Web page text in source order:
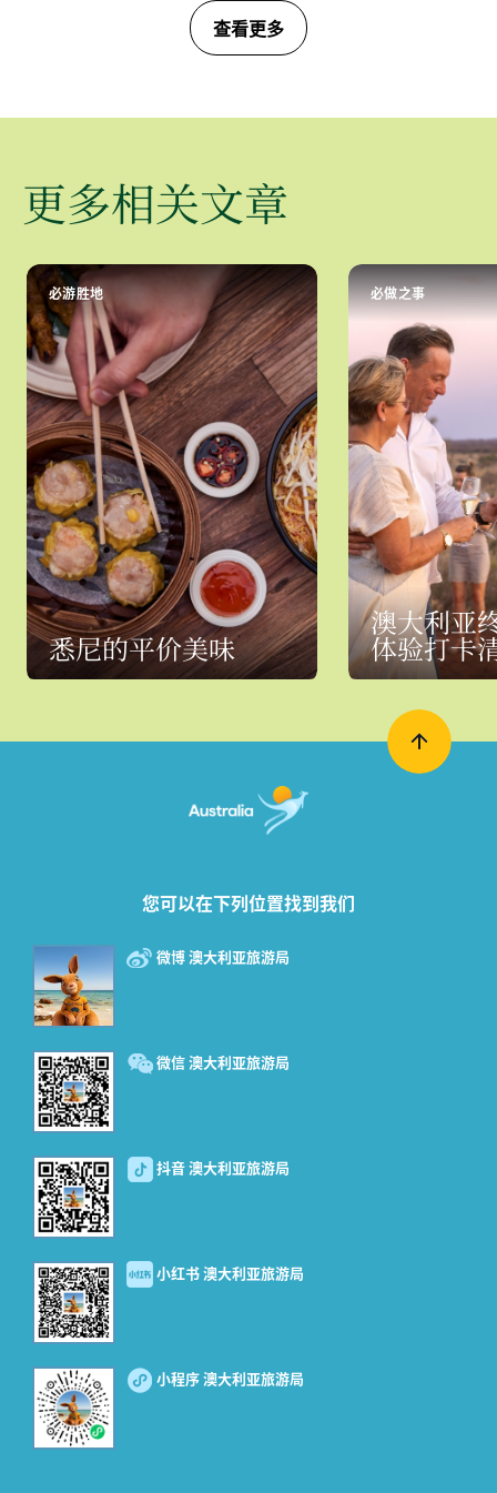
查看更多
更多相关文章
必游胜地
悉尼的平价美味
必做之事
澳大利亚
体验打卡
您可以在下列位置找到我们
微博 澳大利亚旅游局
微信 澳大利亚旅游局
抖音 澳大利亚旅游局
小红书 澳大利亚旅游局
小程序 澳大利亚旅游局